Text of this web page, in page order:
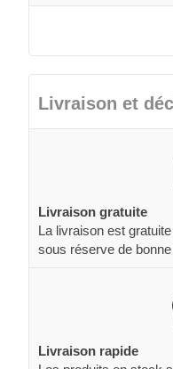
Livraison et
Livraison gratuite
La livraison est
sous réserve de
Livraison rapide